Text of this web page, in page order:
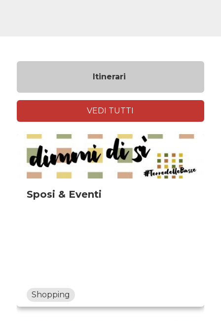
Itinerari
VEDI TUTTI
Sposi & Eventi
Shopping